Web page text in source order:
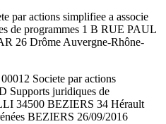
par actions simplifiee a associe
de programmes 1 B RUE PAUL
26 Drôme Auvergne-Rhône-
Societe par actions
Supports juridiques de
34500 BEZIERS 34 Hérault
BEZIERS 26/09/2016